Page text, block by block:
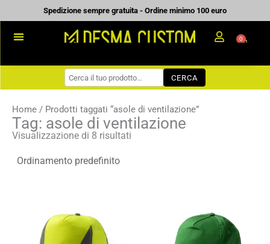
al
contenuto
Spedizione sempre gratuita - Ordine minimo 100 euro
WORKWEAR
COME ORDINARE
PREVENTIVI
0
CERCA
Home / Prodotti taggati “asole di ventilazione”
Tag: asole di ventilazione
Visualizzazione di 8 risultati
prezzo:
da
3,46 €
prezzo:
da
3,86 €